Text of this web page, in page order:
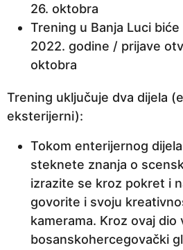
26. oktobra
Trening u Banja Luci
2022. godine / prijave
oktobra
Trening uključuje dva dijela
eksterijerni):
Tokom enterijernog
steknete znanja o
izrazite se kroz pokret i
govorite i svoju
kamerama. Kroz ovaj dio
bosanskohercegovački